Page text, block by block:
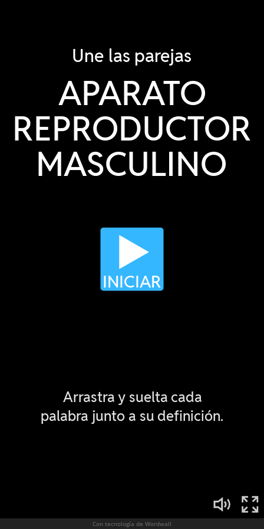
Con tecnología de Wordwall